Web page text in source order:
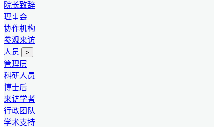
院长致辞
理事会
协作机构
参观来访
人员
>
管理层
科研人员
博士后
来访学者
行政团队
学术支持